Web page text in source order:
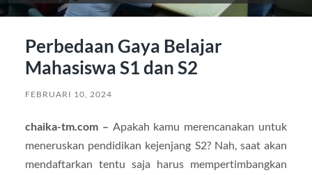
Perbedaan Gaya Belajar
Mahasiswa S1 dan S2
FEBRUARI 10, 2024
chaika-tm.com – Apakah kamu merencanakan untuk
meneruskan pendidikan kejenjang S2? Nah, saat akan
mendaftarkan tentu saja harus mempertimbangkan